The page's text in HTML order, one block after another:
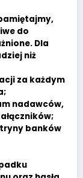
do
Dla
niż
za każdym
nadawców,
banków